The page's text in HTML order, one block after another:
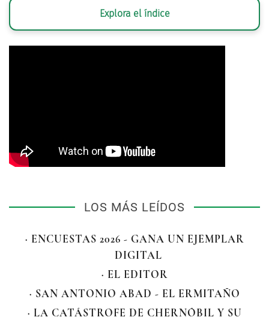
Explora el índice
LOS MÁS LEÍDOS
· ENCUESTAS 2026 - GANA UN EJEMPLAR
DIGITAL
· EL EDITOR
· SAN ANTONIO ABAD - EL ERMITAÑO
· LA CATÁSTROFE DE CHERNÓBIL Y SU